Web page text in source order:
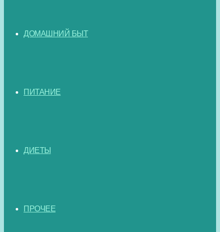
ДОМАШНИЙ БЫТ
ПИТАНИЕ
ДИЕТЫ
ПРОЧЕЕ